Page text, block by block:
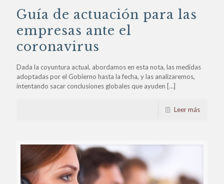
Guía de actuación para las
empresas ante el
coronavirus
Dada la coyuntura actual, abordamos en esta nota, las medidas
adoptadas por el Gobierno hasta la fecha, y las analizaremos,
intentando sacar conclusiones globales que ayuden […]
Leer más